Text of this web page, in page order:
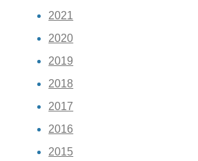
2021
2020
2019
2018
2017
2016
2015